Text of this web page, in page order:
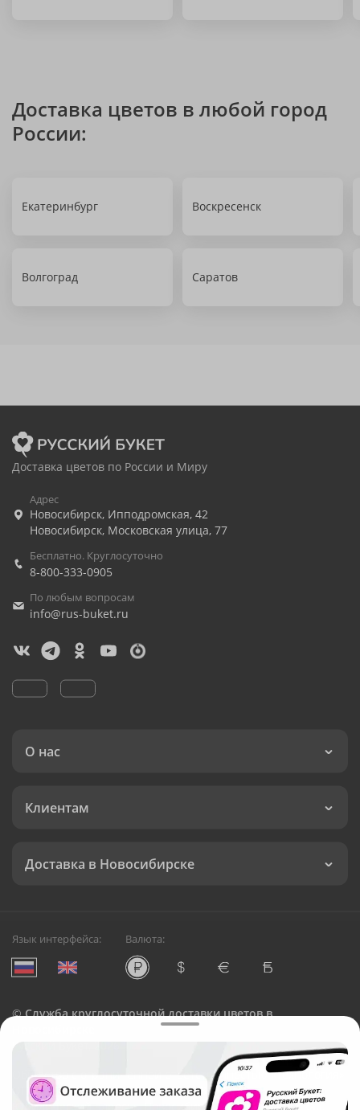
Доставка цветов в любой город
России:
Екатеринбург Воскресенск
Волгоград Саратов
Доставка цветов по России и Миру
Адрес
Новосибирск, Ипподромская, 42
Новосибирск, Московская улица, 77
Бесплатно. Круглосуточно
8-800-333-0905
По любым вопросам
info@rus-buket.ru
О нас
Клиентам
Доставка в Новосибирске
Язык интерфейса: Валюта:
©Служба круглосуточной доставки цветов в
Русский Букет, 2026
Общество с ограниченной ответственностью «Технология»
ОГРН: 1195476081745, ИНН: 5410081997
Юридический адрес: г. Новосибирск, ул. Ипподромская,